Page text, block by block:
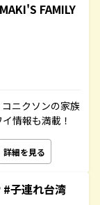
FAMILY
ニクソンの家族
情報も満載！
詳細を見る
#子連れ台湾